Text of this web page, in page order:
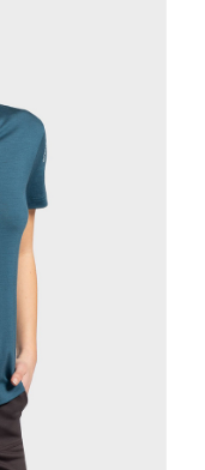
若發現惡意使用之情形，
度並採取法律行動。